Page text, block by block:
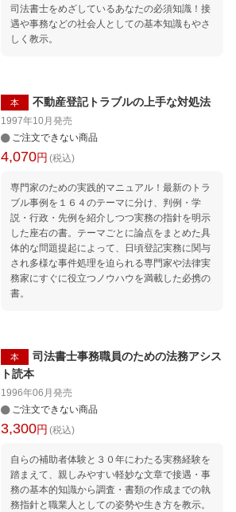
司法書士をめざしているあなたの必須知識！接
遇や事務などの社会人としての基本知識もやさ
しく教示。
本 不動産登記トラブルの上手な対処法
1997年10月 発売
ご注文できない商品
4,070円 (税込)
専門家のための実践的マニュアル！最新のトラ
ブル事例を１６４のテーマに分け、判例・学
説・行政・先例を紹介しつつ実務の指針を明示
した座右の書。テーマごとに論点をまとめた具
体的な問題提起によって、日頃登記実務に関与
され多様な事件処理を迫られる専門家や法律実
務家にすぐに役立つノウハウを満載した必携の
書。
本
司法書士事務職員のための法務アシス
ト読本
1996年06月 発売
ご注文できない商品
3,300円 (税込)
自らの補助者体験と３０年にわたる実務経験を
踏まえて、親しみやすい軽妙な文章で接遇・事
務の基本的知識から調査・書類の作成までの執
務指針と職業人としての姿勢や生き方を教示。